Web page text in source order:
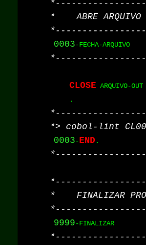
0003-FECHA-
CLOSE
0003-END
9999-